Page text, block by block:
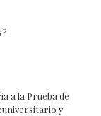
a la Prueba de
y